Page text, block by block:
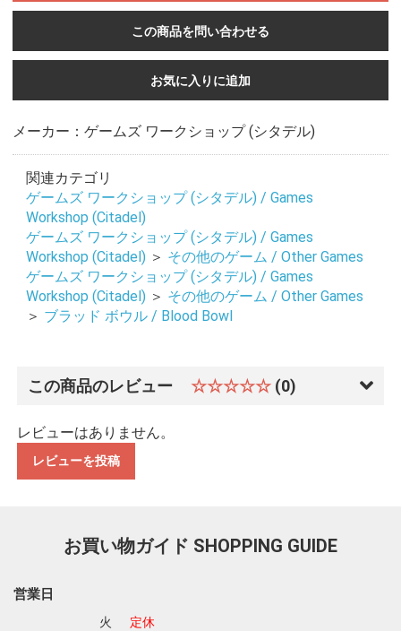
この商品を問い合わせる
お買い物を続ける カートへ進む
お気に入りに追加
メーカー：ゲームズ ワークショップ (シタデル)
関連カテゴリ
ゲームズ ワークショップ (シタデル) / Games
Workshop (Citadel)
ゲームズ ワークショップ (シタデル) / Games
Workshop (Citadel) ＞ その他のゲーム / Other Games
ゲームズ ワークショップ (シタデル) / Games
Workshop (Citadel) ＞ その他のゲーム / Other Games
＞ ブラッド ボウル / Blood Bowl
この商品のレビュー ☆☆☆☆☆ (0)
レビューはありません。
レビューを投稿
お買い物ガイド SHOPPING GUIDE
営業日
火
定休